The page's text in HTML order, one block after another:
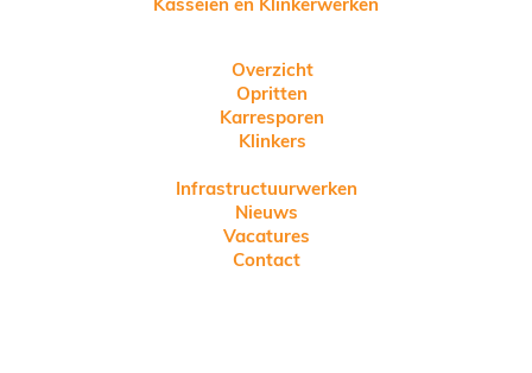
Overzicht
Opritten
Karresporen
Klinkers
Infrastructuurwerken
Nieuws
Vacatures
Contact